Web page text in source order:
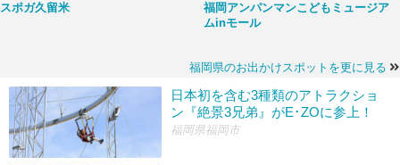
スポガ久留米
福岡アンパンマンこどもミュージア
ムinモール
福岡県のお出かけスポットを更に見る
日本初を含む3種類のアトラクショ
ン『絶景3兄弟』がE･ZOに参上！
福岡県福岡市